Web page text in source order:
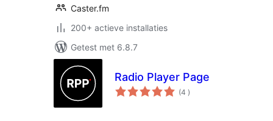
Caster.fm
200+ actieve installaties
Getest met 6.8.7
Radio Player Page
(4 aantal
beoordelingen
)